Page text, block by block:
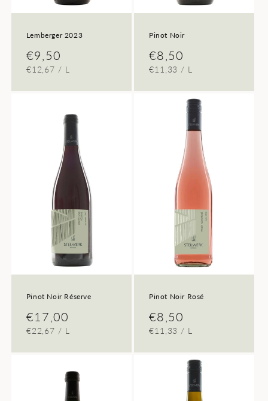
Lemberger 2023
Normaler
Preis
€9,50
GRUNDPREIS
€12,67 / PRO
L
Pinot Noir
Normaler
Preis
€8,50
GRUNDPREIS
€11,33 / PRO
L
Pinot Noir Réserve
Normaler
Preis
€17,00
GRUNDPREIS
€22,67 / PRO
L
Pinot Noir Rosé
Normaler
Preis
€8,50
GRUNDPREIS
€11,33 / PRO
L